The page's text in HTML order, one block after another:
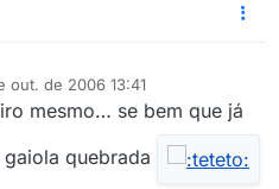
out. de 2006 13:41
mesmo… se bem que já
quebrada